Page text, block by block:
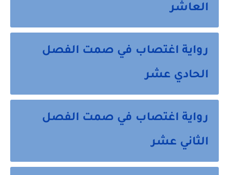
العاشر
رواية اغتصاب في صمت الفصل
الحادي عشر
رواية اغتصاب في صمت الفصل
الثاني عشر